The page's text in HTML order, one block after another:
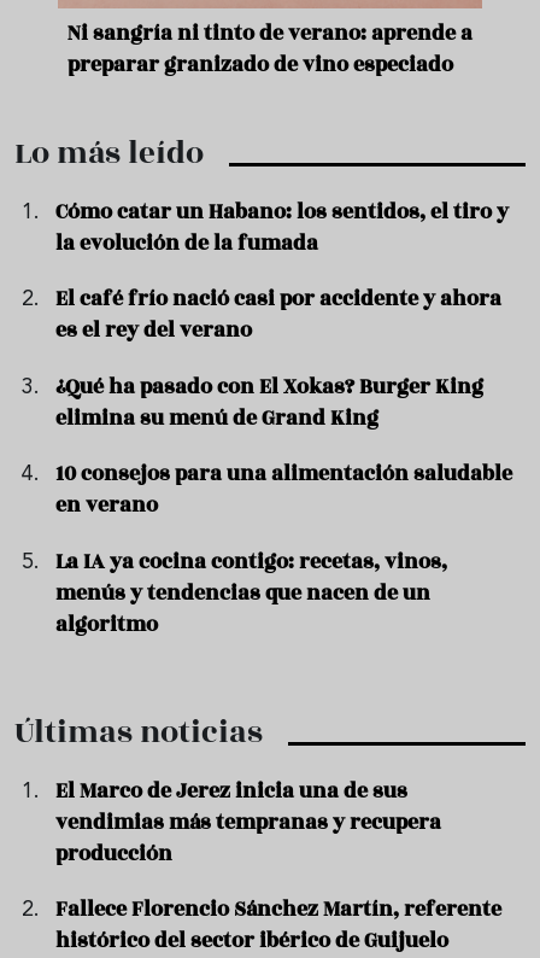
Ni sangría ni tinto de verano: aprende a
preparar granizado de vino especiado
Lo más leído
Cómo catar un Habano: los sentidos, el tiro y
la evolución de la fumada
El café frío nació casi por accidente y ahora
es el rey del verano
¿Qué ha pasado con El Xokas? Burger King
elimina su menú de Grand King
10 consejos para una alimentación saludable
en verano
La IA ya cocina contigo: recetas, vinos,
menús y tendencias que nacen de un
algoritmo
Últimas noticias
El Marco de Jerez inicia una de sus
vendimias más tempranas y recupera
producción
Fallece Florencio Sánchez Martín, referente
histórico del sector ibérico de Guijuelo